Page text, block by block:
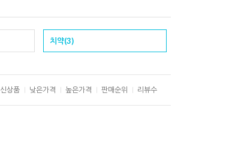
치약(3)
신상품 낮은가격 높은가격 판매순위 리뷰수